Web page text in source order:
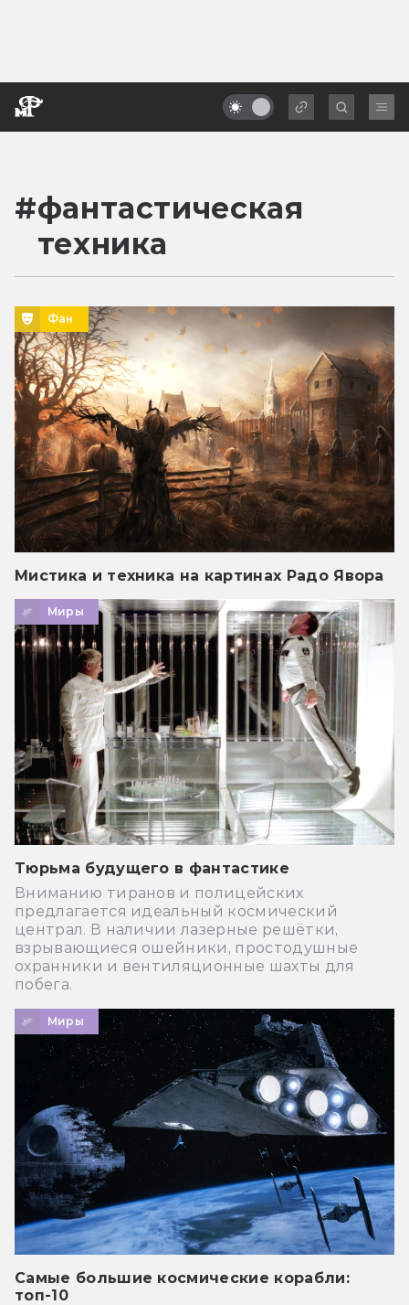
#фантастическая
техника
Фан
Мистика и техника на картинах Радо Явора
Миры
Тюрьма будущего в фантастике
Вниманию тиранов и полицейских
предлагается идеальный космический
централ. В наличии лазерные решётки,
взрывающиеся ошейники, простодушные
охранники и вентиляционные шахты для
побега.
Миры
Самые большие космические корабли:
топ-10